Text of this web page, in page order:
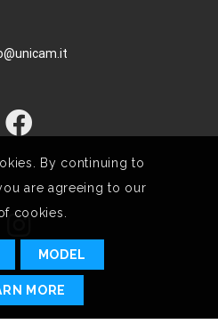
By continuing to
are agreeing to our
cookies.
MODEL
MORE